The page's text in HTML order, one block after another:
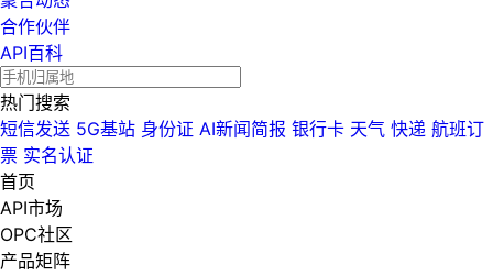
合作伙伴
API百科
热门搜索
短信发送 5G基站 身份证 AI新闻简报 银行卡 天气 快递 航班订
票 实名认证
首页
API市场
OPC社区
产品矩阵